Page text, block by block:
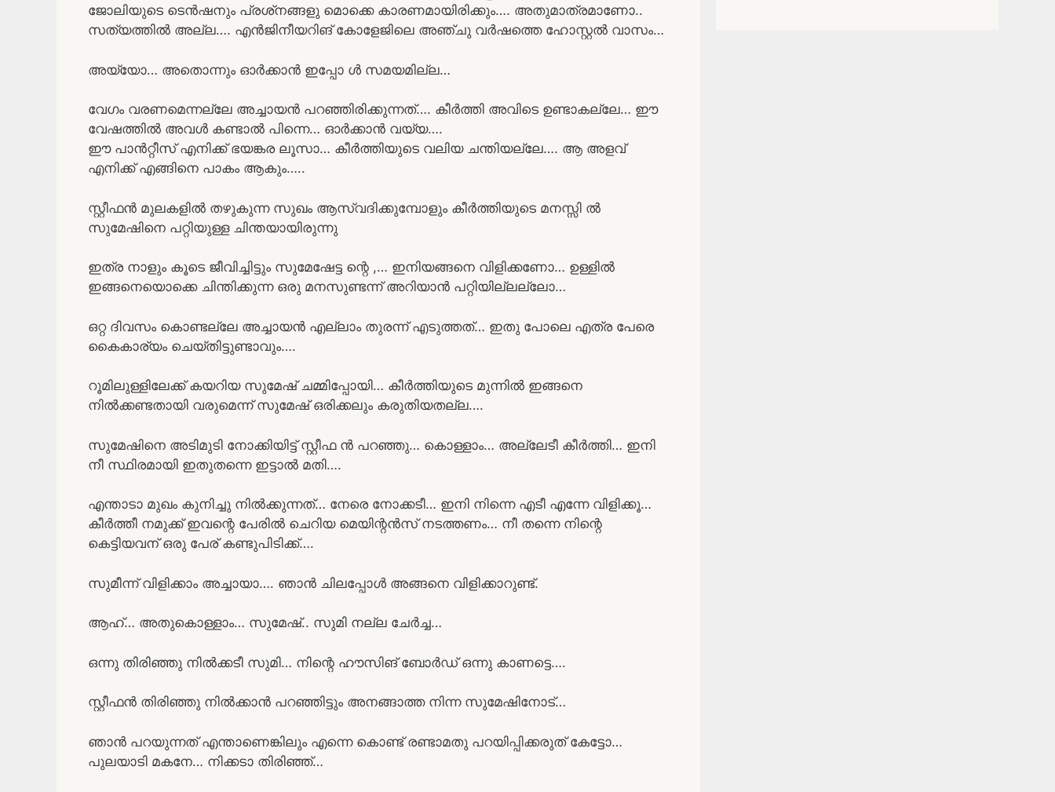
ജോലിയുടെ ടെൻഷനും പ്രശ്‌നങ്ങളു മൊക്കെ കാരണമായിരിക്കും…. അതുമാത്രമാണോ..
സത്യത്തിൽ അല്ല…. എൻജിനീയറിങ് കോളേജിലെ അഞ്ചു വർഷത്തെ ഹോസ്റ്റൽ വാസം…
അയ്യോ… അതൊന്നും ഓർക്കാൻ ഇപ്പോ ൾ സമയമില്ല…
വേഗം വരണമെന്നല്ലേ അച്ചായൻ പറഞ്ഞിരിക്കുന്നത്…. കീർത്തി അവിടെ ഉണ്ടാകല്ലേ… ഈ
വേഷത്തിൽ അവൾ കണ്ടാൽ പിന്നെ… ഓർക്കാൻ വയ്യ….
ഈ പാൻറ്റീസ്‌ എനിക്ക് ഭയങ്കര ലൂസാ… കീർത്തിയുടെ വലിയ ചന്തിയല്ലേ…. ആ അളവ്
എനിക്ക് എങ്ങിനെ പാകം ആകും…..
സ്റ്റീഫൻ മുലകളിൽ തഴുകുന്ന സുഖം ആസ്വദിക്കുമ്പോളും കീർത്തിയുടെ മനസ്സി ൽ
സുമേഷിനെ പറ്റിയുള്ള ചിന്തയായിരുന്നു
ഇത്ര നാളും കൂടെ ജീവിച്ചിട്ടും സുമേഷേട്ട ന്റെ ,… ഇനിയങ്ങനെ വിളിക്കണോ… ഉള്ളിൽ
ഇങ്ങനെയൊക്കെ ചിന്തിക്കുന്ന ഒരു മനസുണ്ടന്ന് അറിയാൻ പറ്റിയില്ലല്ലോ…
ഒറ്റ ദിവസം കൊണ്ടല്ലേ അച്ചായൻ എല്ലാം തുരന്ന്‌ എടുത്തത്… ഇതു പോലെ എത്ര പേരെ
കൈകാര്യം ചെയ്തിട്ടുണ്ടാവും….
റൂമിലുള്ളിലേക്ക് കയറിയ സുമേഷ് ചമ്മിപ്പോയി… കീർത്തിയുടെ മുന്നിൽ ഇങ്ങനെ
നിൽക്കണ്ടതായി വരുമെന്ന് സുമേഷ് ഒരിക്കലും കരുതിയതല്ല….
സുമേഷിനെ അടിമുടി നോക്കിയിട്ട് സ്റ്റീഫ ൻ പറഞ്ഞു… കൊള്ളാം… അല്ലേടീ കീർത്തി… ഇനി
നീ സ്ഥിരമായി ഇതുതന്നെ ഇട്ടാൽ മതി….
എന്താടാ മുഖം കുനിച്ചു നിൽക്കുന്നത്… നേരെ നോക്കടീ… ഇനി നിന്നെ എടീ എന്നേ വിളിക്കൂ…
കീർത്തീ നമുക്ക് ഇവന്റെ പേരിൽ ചെറിയ മെയിന്റൻസ് നടത്തണം… നീ തന്നെ നിന്റെ
കെട്ടിയവന് ഒരു പേര് കണ്ടുപിടിക്ക്….
സുമീന്ന് വിളിക്കാം അച്ചായാ…. ഞാൻ ചിലപ്പോൾ അങ്ങനെ വിളിക്കാറുണ്ട്.
ആഹ്… അതുകൊള്ളാം… സുമേഷ്.. സുമി നല്ല ചേർച്ച…
ഒന്നു തിരിഞ്ഞു നിൽക്കടീ സുമി… നിന്റെ ഹൗസിങ് ബോർഡ് ഒന്നു കാണട്ടെ….
സ്റ്റീഫൻ തിരിഞ്ഞു നിൽക്കാൻ പറഞ്ഞിട്ടും അനങ്ങാത്ത നിന്ന സുമേഷിനോട്…
ഞാൻ പറയുന്നത് എന്താണെങ്കിലും എന്നെ കൊണ്ട് രണ്ടാമതു പറയിപ്പിക്കരുത് കേട്ടോ…
പുലയാടി മകനേ… നിക്കടാ തിരിഞ്ഞ്…